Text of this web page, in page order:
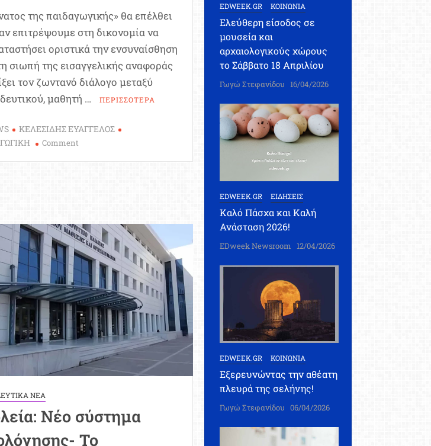
της παιδαγωγικής» θα επέλθει
επιτρέψουμε στη δικονομία να
οριστικά την ενσυναίσθηση
σιωπή της εισαγγελικής αναφοράς
τον ζωντανό διάλογο μεταξύ
μαθητή …
ΠΕΡΙΣΣΟΤΕΡΑ
ΚΕΛΕΣΙΔΗΣ ΕΥΑΓΓΕΛΟΣ
Commenton
Απώλεια
της
Σχέσης;
ΝΕΑ
Νέο σύστημα
Το
EDWEEK.GR ΚΟΙΝΩΝΙΑ
Ελεύθερη είσοδος σε
μουσεία και
αρχαιολογικούς χώρους
το Σάββατο 18 Απριλίου
Γωγώ Στεφανίδου 16/04/2026
EDWEEK.GR ΕΙΔΗΣΕΙΣ
Καλό Πάσχα και Καλή
Ανάσταση 2026!
EDweek Newsroom 12/04/2026
EDWEEK.GR ΚΟΙΝΩΝΙΑ
Εξερευνώντας την αθέατη
πλευρά της σελήνης!
Γωγώ Στεφανίδου 06/04/2026